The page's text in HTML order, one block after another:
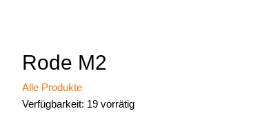
Rode M2
Alle Produkte
Verfügbarkeit: 19 vorrätig